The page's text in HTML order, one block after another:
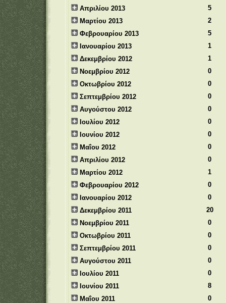
Απριλίου 2013
5
Μαρτίου 2013
2
Φεβρουαρίου 2013
5
Ιανουαρίου 2013
1
Δεκεμβρίου 2012
1
Νοεμβρίου 2012
0
Οκτωβρίου 2012
0
Σεπτεμβρίου 2012
0
Αυγούστου 2012
0
Ιουλίου 2012
0
Ιουνίου 2012
0
Μαΐου 2012
0
Απριλίου 2012
0
Μαρτίου 2012
1
Φεβρουαρίου 2012
0
Ιανουαρίου 2012
0
Δεκεμβρίου 2011
20
Νοεμβρίου 2011
0
Οκτωβρίου 2011
0
Σεπτεμβρίου 2011
0
Αυγούστου 2011
0
Ιουλίου 2011
0
Ιουνίου 2011
8
Μαΐου 2011
0